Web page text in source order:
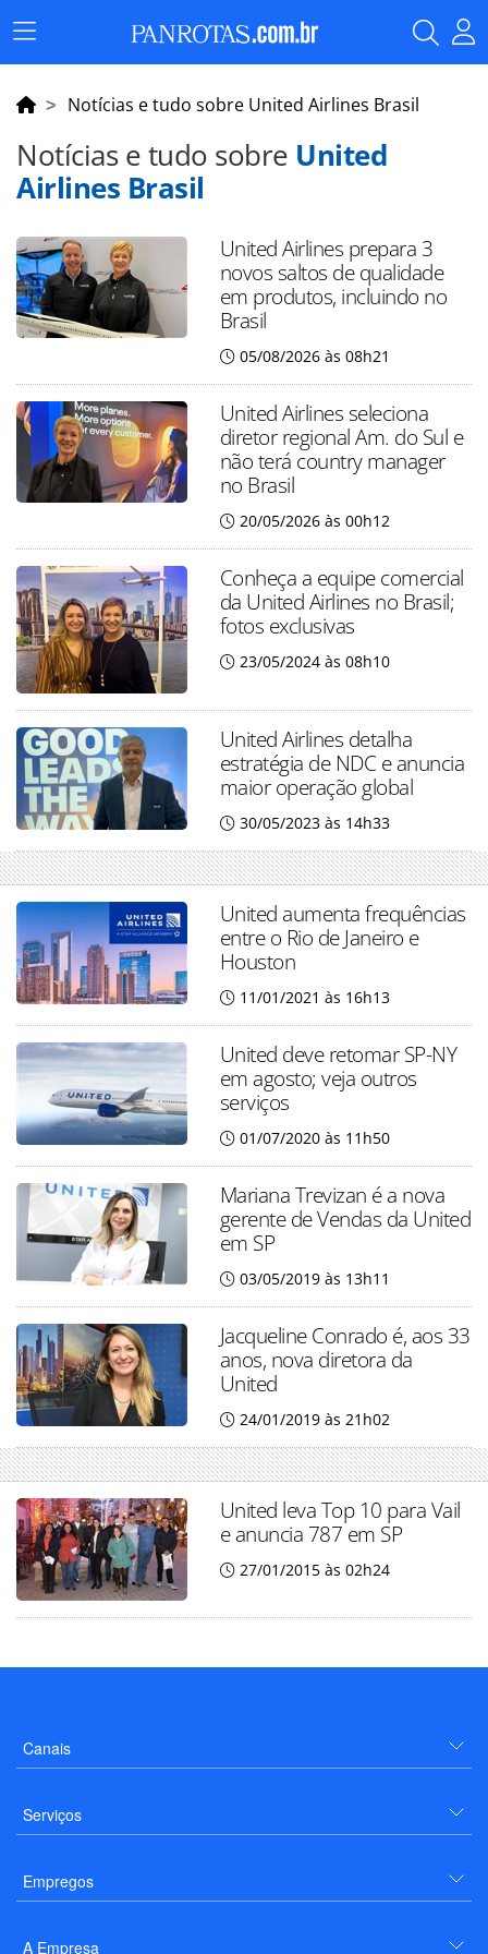
Menu
Principal
Notícias e tudo sobre United Airlines Brasil
Notícias e tudo sobre United
Airlines Brasil
United Airlines prepara 3
novos saltos de qualidade
em produtos, incluindo no
Brasil
05/08/2026 às 08h21
United Airlines seleciona
diretor regional Am. do Sul e
não terá country manager
no Brasil
20/05/2026 às 00h12
Conheça a equipe comercial
da United Airlines no Brasil;
fotos exclusivas
23/05/2024 às 08h10
United Airlines detalha
estratégia de NDC e anuncia
maior operação global
30/05/2023 às 14h33
United aumenta frequências
entre o Rio de Janeiro e
Houston
11/01/2021 às 16h13
United deve retomar SP-NY
em agosto; veja outros
serviços
01/07/2020 às 11h50
Mariana Trevizan é a nova
gerente de Vendas da United
em SP
03/05/2019 às 13h11
Jacqueline Conrado é, aos 33
anos, nova diretora da
United
24/01/2019 às 21h02
United leva Top 10 para Vail
e anuncia 787 em SP
27/01/2015 às 02h24
Canais
Serviços
Empregos
A Empresa